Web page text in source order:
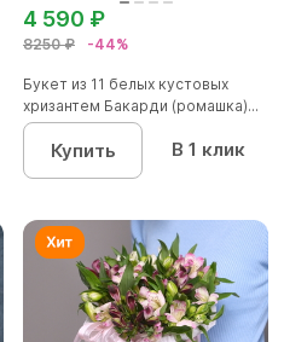
8250 ₽ -44%
4 590 ₽
Букет из 11 белых кустовых
хризантем Бакарди (ромашка)...
Купить В 1 клик